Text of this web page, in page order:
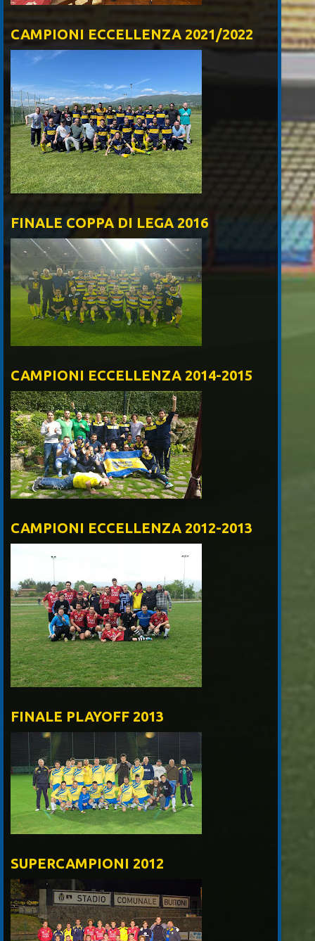
CAMPIONI ECCELLENZA 2021/2022
FINALE COPPA DI LEGA 2016
CAMPIONI ECCELLENZA 2014-2015
CAMPIONI ECCELLENZA 2012-2013
FINALE PLAYOFF 2013
SUPERCAMPIONI 2012